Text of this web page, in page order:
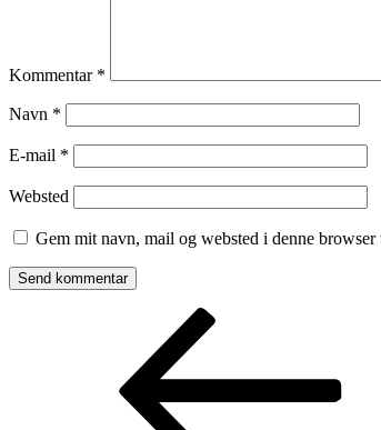
Kommentar *
Navn *
E-mail *
Websted
Gem mit navn, mail og websted i denne
Indlægsnavigation